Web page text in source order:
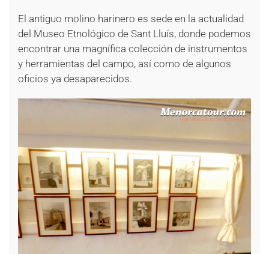
El antiguo molino harinero es sede en la actualidad
del Museo Etnológico de Sant Lluís, donde podemos
encontrar una magnífica colección de instrumentos
y herramientas del campo, así como de algunos
oficios ya desaparecidos.